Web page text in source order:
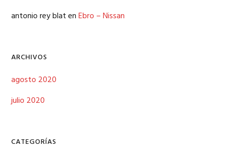
antonio rey blatenEbro – Nissan
ARCHIVOS
agosto 2020
julio 2020
CATEGORÍAS